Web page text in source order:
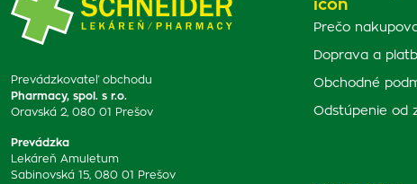
Prevádzkovateľ obchodu
Pharmacy, spol. s r.o.
Oravská 2, 080 01 Prešov
Prevádzka
Lekáreň Amuletum
Sabinovská 15, 080 01 Prešov
Prečo
Doprava a
Obchodné
Odstúpenie od